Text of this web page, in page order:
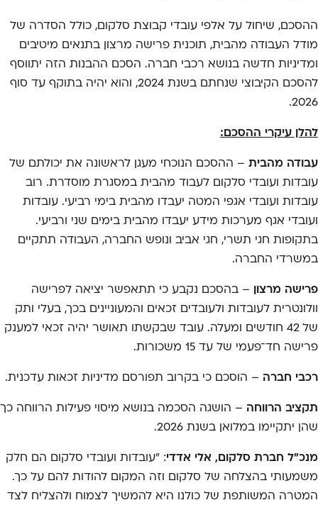
ההסכם, שיחול על אלפי עובדי קבוצת סלקום, כולל הסדרה של
מודל העבודה מהבית, תוכנית פרישה מרצון בתנאים מיטיבים
ומדיניות חדשה בנושא רכבי חברה. הסכם ההבנות הזה יתווסף
להסכם הקיבוצי שנחתם בשנת 2024, והוא יהיה בתוקף עד סוף
2026.
להלן עיקרי ההסכם:
עבודה מהבית – ההסכם הנוכחי מעגן לראשונה את יכולתם של
עובדות ועובדי סלקום לעבוד מהבית במסגרת מוסדרת. רוב
עובדות ועובדי אגפי המטה יעבדו מהבית בימי רביעי. עובדות
ועובדי אגף מערכות מידע יעבדו מהבית בימים שני ורביעי.
בתקופות חגי תשרי, חגי אביב ונופש החברה, העבודה תתקיים
במשרדי החברה.
פרישה מרצון
– בהסכם נקבע כי תתאפשר יציאה לפרישה
וולונטרית לעובדות ולעובדים זכאים והמעוניינים בכך, בעלי ותק
של 42 חודשים ומעלה. עובד שבקשתו תאושר יהיה זכאי למענק
פרישה חד־פעמי של עד 15 משכורות.
רכבי חברה – הוסכם כי בקרוב תפורסם מדיניות זכאות עדכנית.
תקציב הרווחה – הושגה הסכמה בנושא מיסוי פעילות הרווחה כך
שהן יתקיימו במלואן בשנת 2026.
מנכ"ל חברת סלקום, אלי אדדי: ״עובדות ועובדי סלקום הם חלק
משמעותי בהצלחה של סלקום וזה המקום להודות להם על כך.
המטרה המשותפת של כולנו היא להמשיך לצמוח ולהצליח לצד